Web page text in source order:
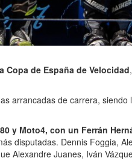
de España de Velocidad
arrancadas de carrera, siendo
y Moto4, con un Ferrán
disputadas. Dennis Foggia,
Alexandre Juanes, Iván